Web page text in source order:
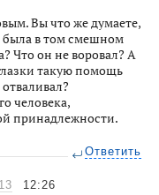
Вы что же думаете,
была в том смешном
Что он не воровал? А
такую помощь
человека,
принадлежности.
Ответить
12:26